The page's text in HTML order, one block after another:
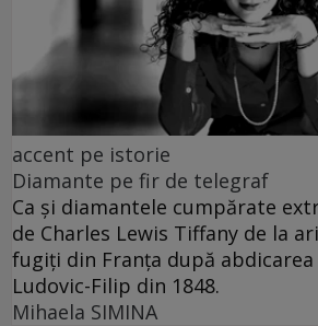
accent pe istorie
Diamante pe fir de telegraf
Ca și diamantele cumpărate
de Charles Lewis Tiffany de la
fugiți din Franța după
Ludovic-Filip din 1848.
Mihaela SIMINA